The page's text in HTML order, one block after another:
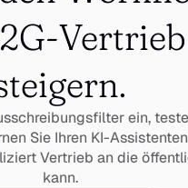
ein,
Sie Ihren KI-
Vertrieb an die
kann.